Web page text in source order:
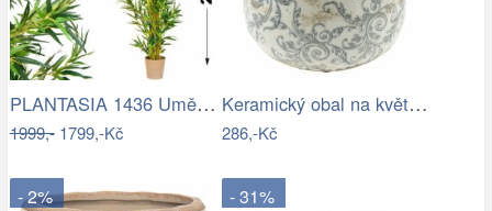
PLANTASIA 1436 Umělá květina strom - …
1999,-1799,-Kč
Keramický obal na květináč s ornamenty …
286,-Kč
- 2% - 31%